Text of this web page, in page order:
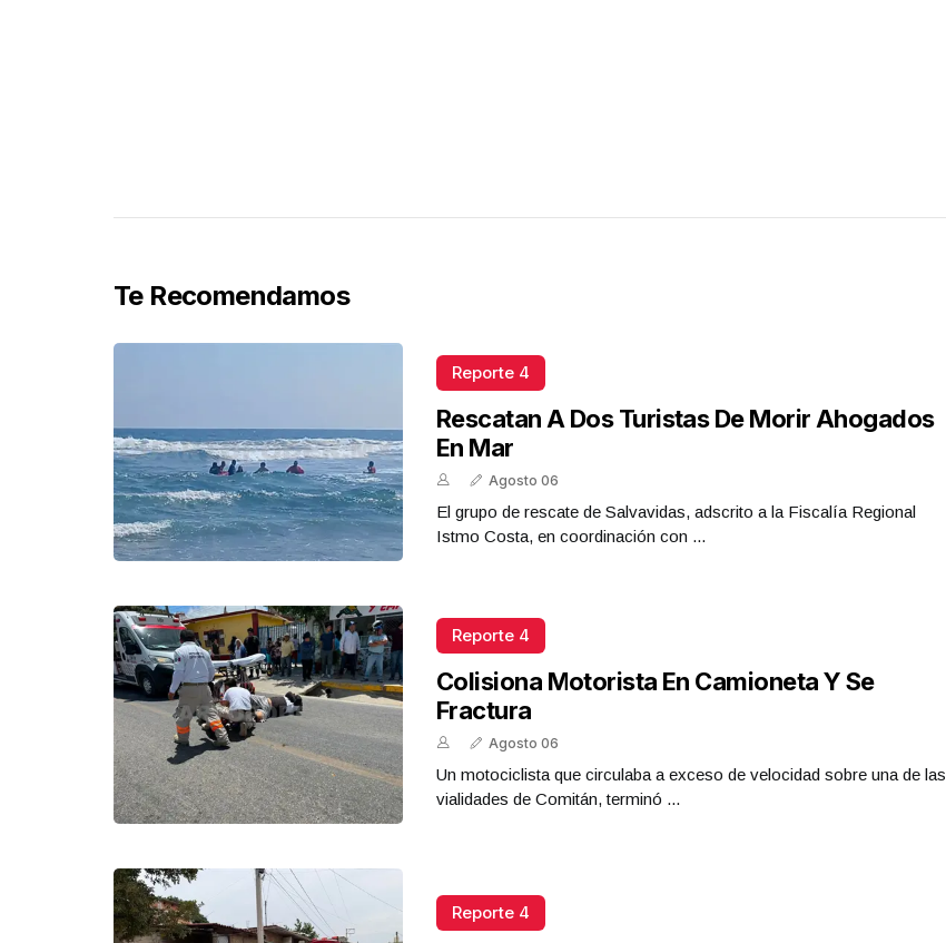
Te Recomendamos
Reporte 4
Rescatan A Dos Turistas De Morir Ahogados
En Mar
Agosto 06
El grupo de rescate de Salvavidas, adscrito a la Fiscalía Regional
Istmo Costa, en coordinación con ...
Reporte 4
Colisiona Motorista En Camioneta Y Se
Fractura
Agosto 06
Un motociclista que circulaba a exceso de velocidad sobre una de las
vialidades de Comitán, terminó ...
Reporte 4